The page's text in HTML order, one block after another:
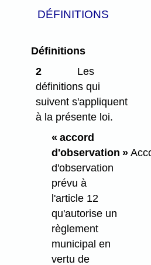
DÉFINITIONS
Définitions
2
Les
définitions qui
suivent s'appliquent
à la présente loi.
« accord
d'observation »
d'observation
prévu à
l'article 12
qu'autorise un
règlement
municipal en
vertu de